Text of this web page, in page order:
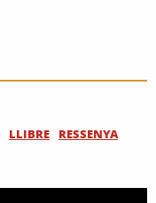
LLIBRE RESSENYA